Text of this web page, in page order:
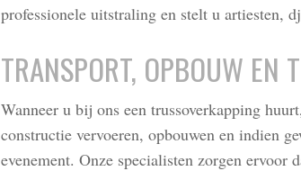
professionele uitstraling en stelt u artiesten,
TRANSPORT, OPBOUW EN
Wanneer u bij ons een trussoverkapping
constructie vervoeren, opbouwen en indien
evenement. Onze specialisten zorgen ervoor